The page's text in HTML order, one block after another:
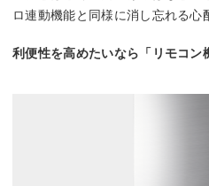
ロ連動機能と同様に消し忘れる心
利便性を高めたいなら「リモコン